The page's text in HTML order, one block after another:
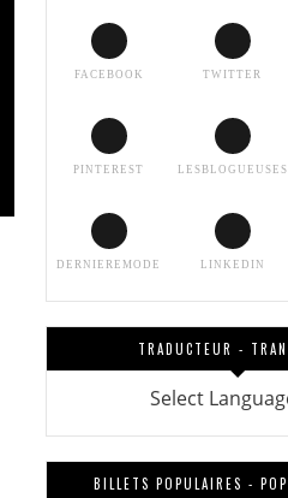
FACEBOOK TWITTER
PINTEREST LESBLOGUEUSES
DERNIEREMODE LINKEDIN
TRADUCTEUR -
Select
BILLETS POPULAIRES -